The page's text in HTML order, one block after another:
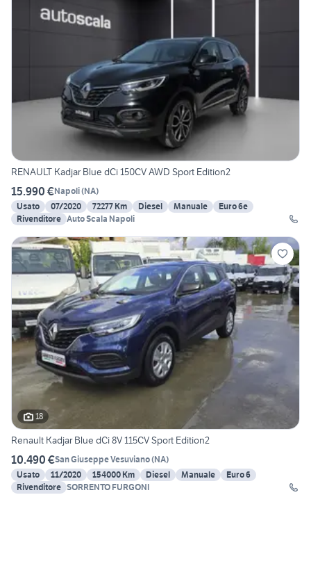
RENAULT Kadjar Blue dCi 150CV AWD Sport Edition2
15.990 €Napoli(NA)
Usato
07/2020 72277 Km Diesel Manuale
Euro 6e
Rivenditore Auto Scala Napoli
18
Renault Kadjar Blue dCi 8V 115CV Sport Edition2
10.490 €San Giuseppe Vesuviano(NA)
Usato
11/2020 154000 Km Diesel Manuale
Euro 6
Rivenditore SORRENTO FURGONI